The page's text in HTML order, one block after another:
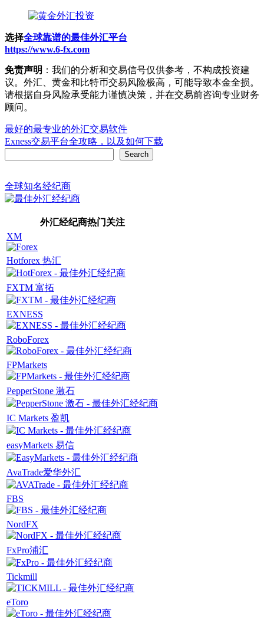
选择全球靠谱的最佳外汇平台
https://www.6-fx.com
免责声明 ：我们的分析和交易信号仅供参考，不构成投资建
议。外汇、黄金和比特币交易风险极高，可能导致本金全损。
请根据自身风险承受能力谨慎决策，并在交易前咨询专业财务
顾问。
Post
navigation
最好的最专业的外汇交易软件
Exness交易平台全攻略，以及如何下载
Search
全球知名经纪商
外汇经纪商热门关注
XM
Hotforex 热汇
FXTM 富拓
EXNESS
RoboForex
FPMarkets
PepperStone 激石
IC Markets 盈凯
easyMarkets 易信
AvaTrade爱华外汇
FBS
NordFX
FxPro浦汇
Tickmill
eToro